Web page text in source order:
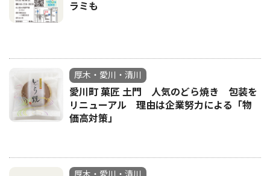
ラミも
厚木・愛川・清川
愛川町 菓匠 土門 人気のどら焼き 包装を
リニューアル 理由は企業努力による「物
価高対策」